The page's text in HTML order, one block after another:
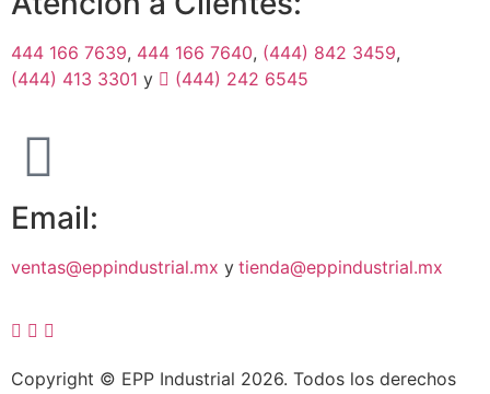
444 166 7639, 444 166 7640, (444) 842 3459,
(444) 413 3301 y (444) 242 6545
Email:
ventas@eppindustrial.mx y tienda@eppindustrial.mx
Copyright © EPP Industrial 2026. Todos los derechos